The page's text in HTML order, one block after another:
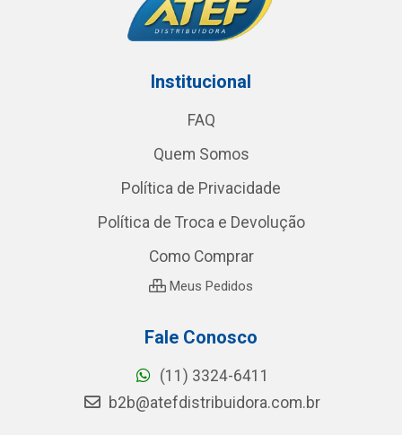
Institucional
FAQ
Quem Somos
Política de Privacidade
Política de Troca e Devolução
Como Comprar
Meus Pedidos
Fale Conosco
(11) 3324-6411
b2b@atefdistribuidora.com.br